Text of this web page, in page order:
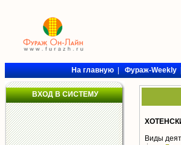
На главную|Фураж-Weekly
ВХОД В СИСТЕМУ
Виды